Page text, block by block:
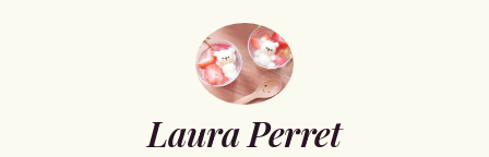
Laura Perret